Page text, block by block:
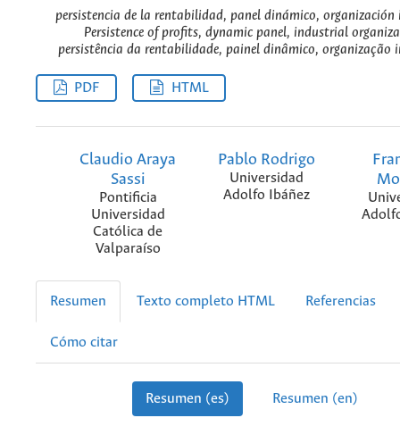
persistencia de la rentabilidad, panel dinámico,
Persistence of profits, dynamic panel, industrial
persistência da rentabilidade, painel dinâmico,
PDF HTML
Claudio Araya
Sassi
Pontificia
Universidad
Católica de
Valparaíso
Pablo Rodrigo
Universidad
Adolfo Ibáñez
Resumen Texto completo HTML Referencias
Cómo citar
Resumen (es) Resumen (en)